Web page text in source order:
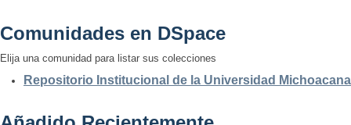
Comunidades en DSpace
Elija una comunidad para listar sus colecciones
Repositorio Institucional de la Universidad